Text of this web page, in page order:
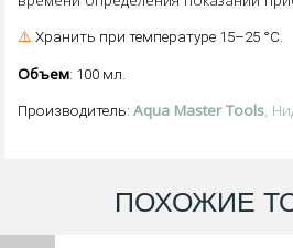
⚠️ Хранить при температуре 15–25 °C.
Объем: 100 мл.
Производитель:Aqua Master Tools,
ПОХОЖИЕ